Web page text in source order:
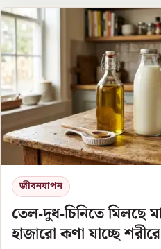
জীবনযাপন
তেল-দুধ-চিনিতে মিলছে
হাজারো কণা যাচ্ছে